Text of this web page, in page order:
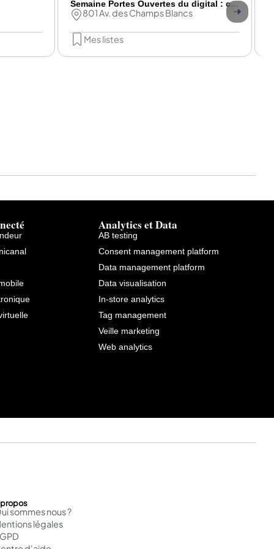
Semaine Portes Ouvertes du digital : conférences, ateliers et entretiens individuels au programme
801 Av. des Champs Blancs
Mes listes
Analytics et Data
AB testing
Consent management platform
Data management platform
Data visualisation
In-store analytics
Tag management
Veille marketing
Web analytics
propos
sommes nous ?
légales